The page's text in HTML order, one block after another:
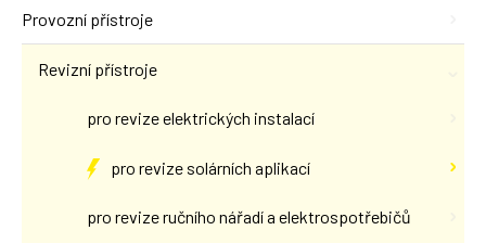
Provozní přístroje
Revizní přístroje
pro revize elektrických instalací
pro revize solárních aplikací
pro revize ručního nářadí a elektrospotřebičů